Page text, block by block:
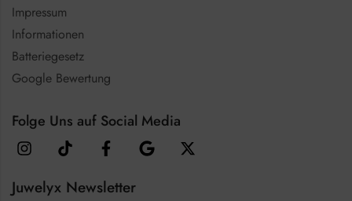
Impressum
Informationen
Batteriegesetz
Google Bewertung
Folge Uns auf Social Media
Juwelyx Newsletter